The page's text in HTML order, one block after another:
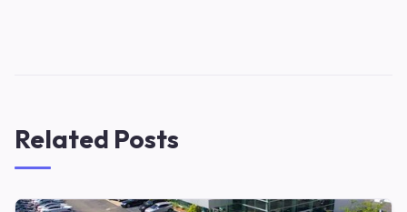
Related Posts